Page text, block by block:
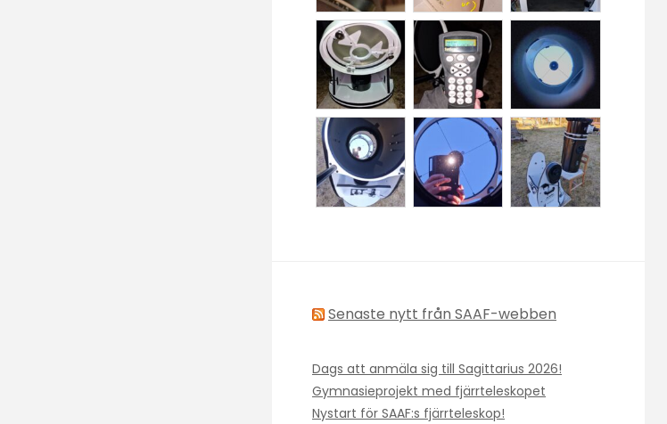
Senaste nytt från SAAF-webben
Dags att anmäla sig till Sagittarius 2026!
Gymnasieprojekt med fjärrteleskopet
Nystart för SAAF:s fjärrteleskop!